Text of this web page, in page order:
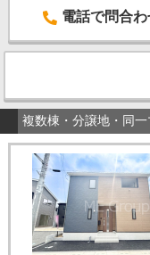
電話で問合わ
複数棟・分譲地・同